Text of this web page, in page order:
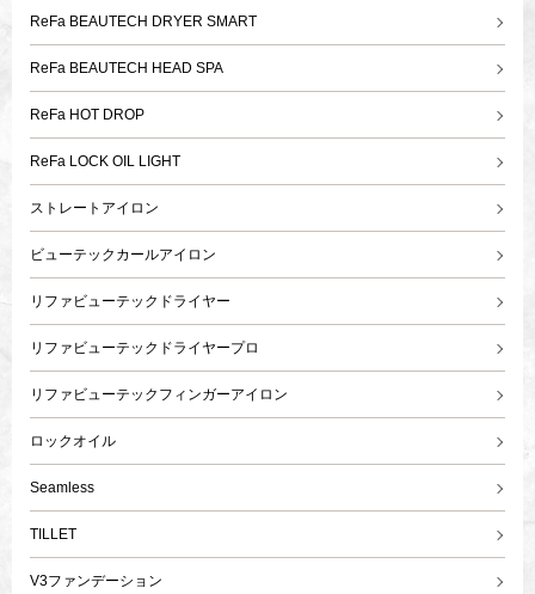
ReFa BEAUTECH DRYER SMART
ReFa BEAUTECH HEAD SPA
ReFa HOT DROP
ReFa LOCK OIL LIGHT
ストレートアイロン
ビューテックカールアイロン
リファビューテックドライヤー
リファビューテックドライヤープロ
リファビューテックフィンガーアイロン
ロックオイル
Seamless
TILLET
V3ファンデーション